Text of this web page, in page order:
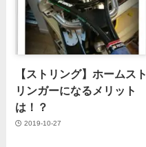
【ストリング】ホームスト
リンガーになるメリット
は！？
2019-10-27